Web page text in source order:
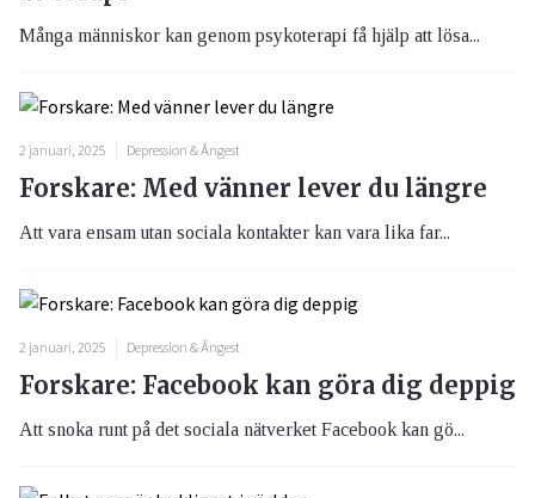
Många människor kan genom psykoterapi få hjälp att lösa...
2 januari, 2025 Depression & Ångest
Forskare: Med vänner lever du längre
Att vara ensam utan sociala kontakter kan vara lika far...
2 januari, 2025 Depression & Ångest
Forskare: Facebook kan göra dig deppig
Att snoka runt på det sociala nätverket Facebook kan gö...